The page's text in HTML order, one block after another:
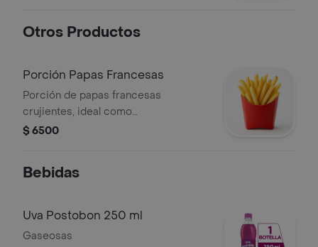
Otros Productos
Porción Papas Francesas
Porción de papas francesas
crujientes, ideal como
acompañamiento.
$ 6500
Bebidas
Uva Postobon 250 ml
Gaseosas